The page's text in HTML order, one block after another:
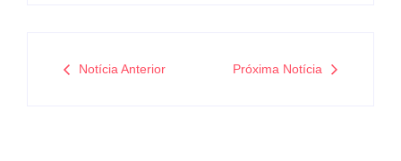
Notícia Anterior Próxima Notícia